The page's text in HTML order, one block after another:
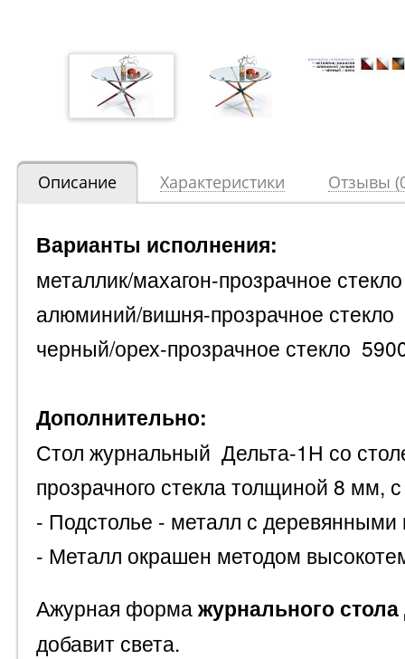
Описание Характеристики Отзывы
Варианты исполнения:
металлик/махагон-прозрачное
алюминий/вишня-прозрачное
черный/орех-прозрачное стекло
Дополнительно:
Стол журнальный Дельта-1Н со
прозрачного стекла толщиной 8 мм,
- Подстолье - металл с деревянными
- Металл окрашен методом
Ажурная формажурнального стола
добавит света.